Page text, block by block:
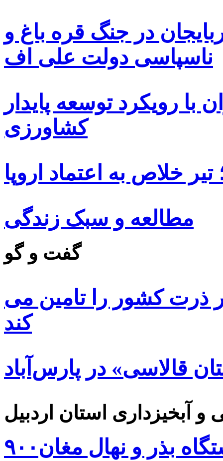
در جنگ قره باغ و
ناسپاسی دولت علی اف
با رویکرد توسعه پایدار
کشاورزی
خلاص به اعتماد اروپا
مطالعه و سبک زندگی
گفت و گو
۸۵ درصد بذر ذرت کشور را تامین می
کند
قالاسی» در پارس‌آباد
۹۰۰هزار اصله نهال توسط ایستگاه بذر و نهال مغان